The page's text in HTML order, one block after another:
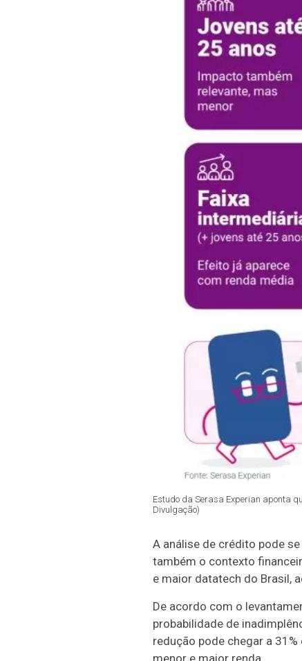
Estudo da Serasa Experian aponta
Divulgação)
A análise de crédito pode
também o contexto
e maior datatech do Brasil,
De acordo com o
probabilidade de
redução pode chegar a
menor e maior renda.